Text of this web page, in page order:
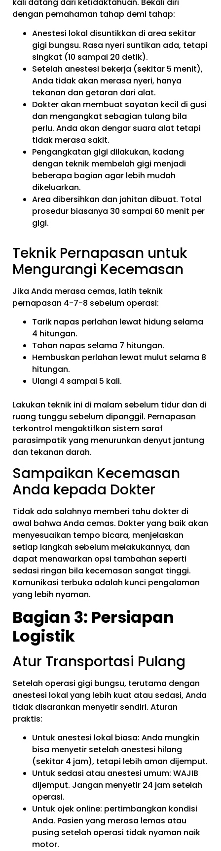
kali datang dari ketidaktahuan. Bekali diri
dengan pemahaman tahap demi tahap:
Anestesi lokal disuntikkan di area sekitar
gigi bungsu. Rasa nyeri suntikan ada, tetapi
singkat (10 sampai 20 detik).
Setelah anestesi bekerja (sekitar 5 menit),
Anda tidak akan merasa nyeri, hanya
tekanan dan getaran dari alat.
Dokter akan membuat sayatan kecil di gusi
dan mengangkat sebagian tulang bila
perlu. Anda akan dengar suara alat tetapi
tidak merasa sakit.
Pengangkatan gigi dilakukan, kadang
dengan teknik membelah gigi menjadi
beberapa bagian agar lebih mudah
dikeluarkan.
Area dibersihkan dan jahitan dibuat. Total
prosedur biasanya 30 sampai 60 menit per
gigi.
Teknik Pernapasan untuk
Mengurangi Kecemasan
Jika Anda merasa cemas, latih teknik
pernapasan 4-7-8 sebelum operasi:
Tarik napas perlahan lewat hidung selama
4 hitungan.
Tahan napas selama 7 hitungan.
Hembuskan perlahan lewat mulut selama 8
hitungan.
Ulangi 4 sampai 5 kali.
Lakukan teknik ini di malam sebelum tidur dan di
ruang tunggu sebelum dipanggil. Pernapasan
terkontrol mengaktifkan sistem saraf
parasimpatik yang menurunkan denyut jantung
dan tekanan darah.
Sampaikan Kecemasan
Anda kepada Dokter
Tidak ada salahnya memberi tahu dokter di
awal bahwa Anda cemas. Dokter yang baik akan
menyesuaikan tempo bicara, menjelaskan
setiap langkah sebelum melakukannya, dan
dapat menawarkan opsi tambahan seperti
sedasi ringan bila kecemasan sangat tinggi.
Komunikasi terbuka adalah kunci pengalaman
yang lebih nyaman.
Bagian 3: Persiapan
Logistik
Atur Transportasi Pulang
Setelah operasi gigi bungsu, terutama dengan
anestesi lokal yang lebih kuat atau sedasi, Anda
tidak disarankan menyetir sendiri. Aturan
praktis:
Untuk anestesi lokal biasa: Anda mungkin
bisa menyetir setelah anestesi hilang
(sekitar 4 jam), tetapi lebih aman dijemput.
Untuk sedasi atau anestesi umum: WAJIB
dijemput. Jangan menyetir 24 jam setelah
operasi.
Untuk ojek online: pertimbangkan kondisi
Anda. Pasien yang merasa lemas atau
pusing setelah operasi tidak nyaman naik
motor.